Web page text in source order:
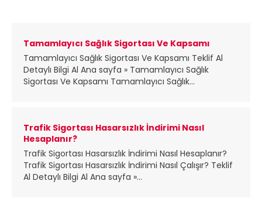
Tamamlayıcı Sağlık Sigortası Ve Kapsamı
Tamamlayıcı Sağlık Sigortası Ve Kapsamı Teklif Al
Detaylı Bilgi Al Ana sayfa » Tamamlayıcı Sağlık
Sigortası Ve Kapsamı Tamamlayıcı Sağlık...
Trafik Sigortası Hasarsızlık İndirimi Nasıl
Hesaplanır?
Trafik Sigortası Hasarsızlık İndirimi Nasıl Hesaplanır?
Trafik Sigortası Hasarsızlık İndirimi Nasıl Çalışır? Teklif
Al Detaylı Bilgi Al Ana sayfa »...